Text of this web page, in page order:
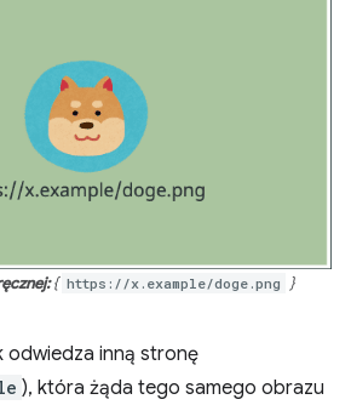
{ https://x.example/doge.png }
odwiedza inną stronę
), która żąda tego samego obrazu